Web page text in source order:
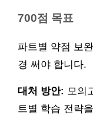
700점 목표
파트별 약점 보
경 써야 합니다.
대처 방안: 모의
트별 학습 전략